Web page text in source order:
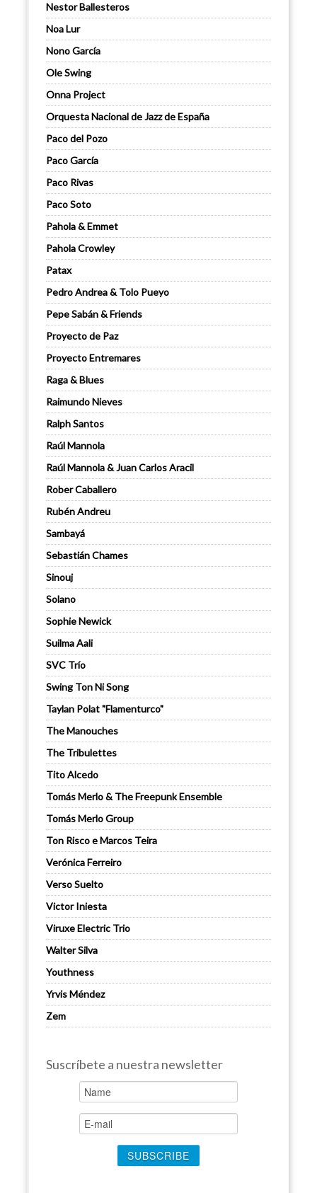
Nestor Ballesteros
Noa Lur
Nono García
Ole Swing
Onna Project
Orquesta Nacional de Jazz de España
Paco del Pozo
Paco García
Paco Rivas
Paco Soto
Pahola & Emmet
Pahola Crowley
Patax
Pedro Andrea & Tolo Pueyo
Pepe Sabán & Friends
Proyecto de Paz
Proyecto Entremares
Raga & Blues
Raimundo Nieves
Ralph Santos
Raúl Mannola
Raúl Mannola & Juan Carlos Aracil
Rober Caballero
Rubén Andreu
Sambayá
Sebastián Chames
Sinouj
Solano
Sophie Newick
Suilma Aali
SVC Trío
Swing Ton Ni Song
Taylan Polat "Flamenturco"
The Manouches
The Tribulettes
Tito Alcedo
Tomás Merlo & The Freepunk Ensemble
Tomás Merlo Group
Ton Risco e Marcos Teira
Verónica Ferreiro
Verso Suelto
Victor Iniesta
Viruxe Electric Trio
Walter Silva
Youthness
Yrvis Méndez
Zem
Suscríbete a nuestra newsletter